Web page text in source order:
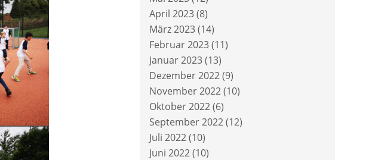
April 2023(8)
März 2023(14)
Februar 2023(11)
Januar 2023(13)
Dezember 2022(9)
November 2022(10)
Oktober 2022(6)
September 2022(12)
Juli 2022(10)
Juni 2022(10)